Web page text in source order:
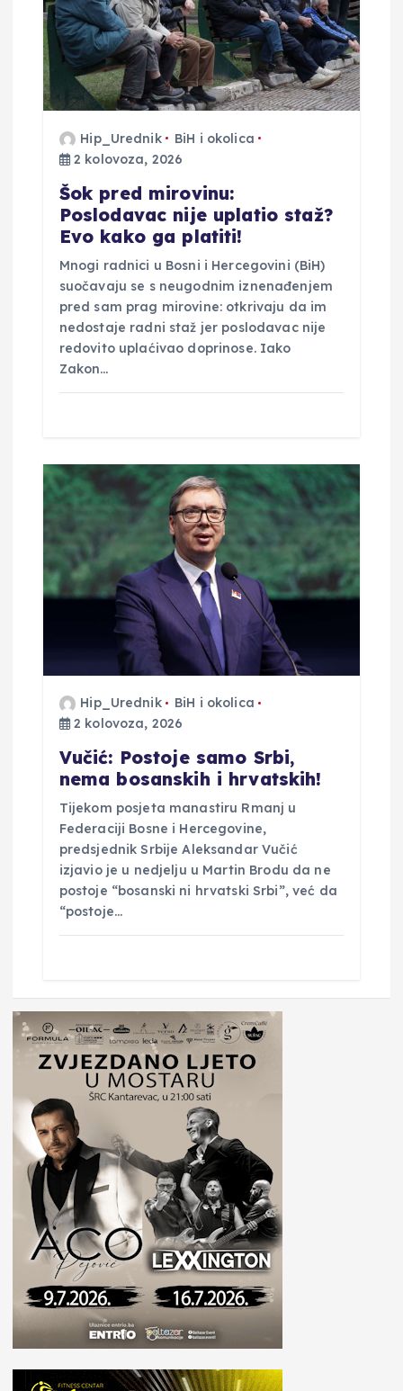
o
b
Hip_Urednik
BiH i okolica
2 kolovoza, 2026
Šok pred mirovinu:
Poslodavac nije uplatio staž?
Evo kako ga platiti!
Mnogi radnici u Bosni i Hercegovini (BiH)
suočavaju se s neugodnim iznenađenjem
pred sam prag mirovine: otkrivaju da im
nedostaje radni staž jer poslodavac nije
redovito uplaćivao doprinose. Iako
Zakon…
Hip_Urednik
BiH i okolica
2 kolovoza, 2026
Vučić: Postoje samo Srbi,
nema bosanskih i hrvatskih!
Tijekom posjeta manastiru Rmanj u
Federaciji Bosne i Hercegovine,
predsjednik Srbije Aleksandar Vučić
izjavio je u nedjelju u Martin Brodu da ne
postoje “bosanski ni hrvatski Srbi”, već da
“postoje…